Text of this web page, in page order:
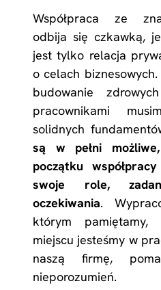
Współpraca ze
odbija się czkawką,
jest tylko relacja
o celach
budowanie
pracownikami
solidnych
są w pełni
początku
swoje role,
oczekiwania.
którym
miejscu jesteśmy w
naszą firmę,
nieporozumień.